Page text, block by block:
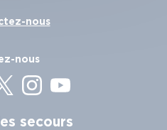
nous
nous
secours